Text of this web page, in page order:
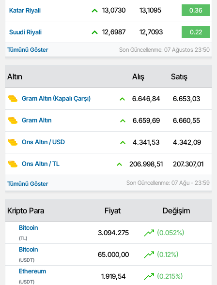
Katar Riyali 13,0730 13,1095 0.36
Suudi Riyali 12,6987 12,7093 0.22
Tümünü Göster Son Güncellenme: 07 Ağustos 23:50
Altın Alış Satış
Gram Altın (Kapalı Çarşı) 6.646,84 6.653,03
Gram Altın 6.659,69 6.660,55
Ons Altın / USD 4.341,53 4.342,09
Ons Altın / TL 206.998,51 207.307,01
Tümünü Göster Son Güncellenme: 07 Ağu - 23:59
Kripto Para Fiyat Değişim
Bitcoin
(TL)
3.094.275 (0.052%)
Bitcoin
(USDT)
65.000,00 (0.12%)
Ethereum
(USDT)
1.919,54 (0.215%)